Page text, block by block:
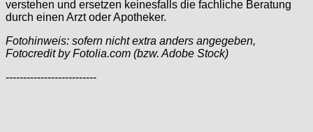
verstehen und ersetzen keinesfalls die fachliche Beratung
durch einen Arzt oder Apotheker.
Fotohinweis: sofern nicht extra anders angegeben,
Fotocredit by Fotolia.com (bzw. Adobe Stock)
--------------------------